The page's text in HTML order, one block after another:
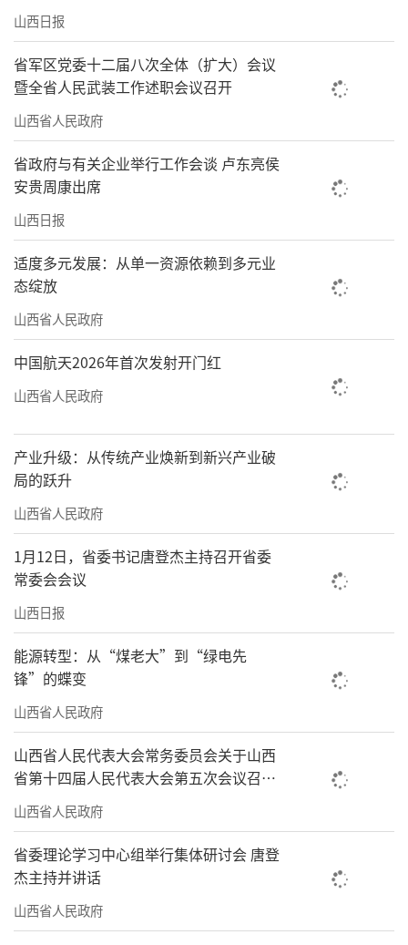
山西日报
省军区党委十二届八次全体（扩大）会议
暨全省人民武装工作述职会议召开
山西省人民政府
省政府与有关企业举行工作会谈 卢东亮侯
安贵周康出席
山西日报
适度多元发展：从单一资源依赖到多元业
态绽放
山西省人民政府
中国航天2026年首次发射开门红
山西省人民政府
产业升级：从传统产业焕新到新兴产业破
局的跃升
山西省人民政府
1月12日，省委书记唐登杰主持召开省委
常委会会议
山西日报
能源转型：从“煤老大”到“绿电先
锋”的蝶变
山西省人民政府
山西省人民代表大会常务委员会关于山西
省第十四届人民代表大会第五次会议召开
时间的决定
山西省人民政府
省委理论学习中心组举行集体研讨会 唐登
杰主持并讲话
山西省人民政府